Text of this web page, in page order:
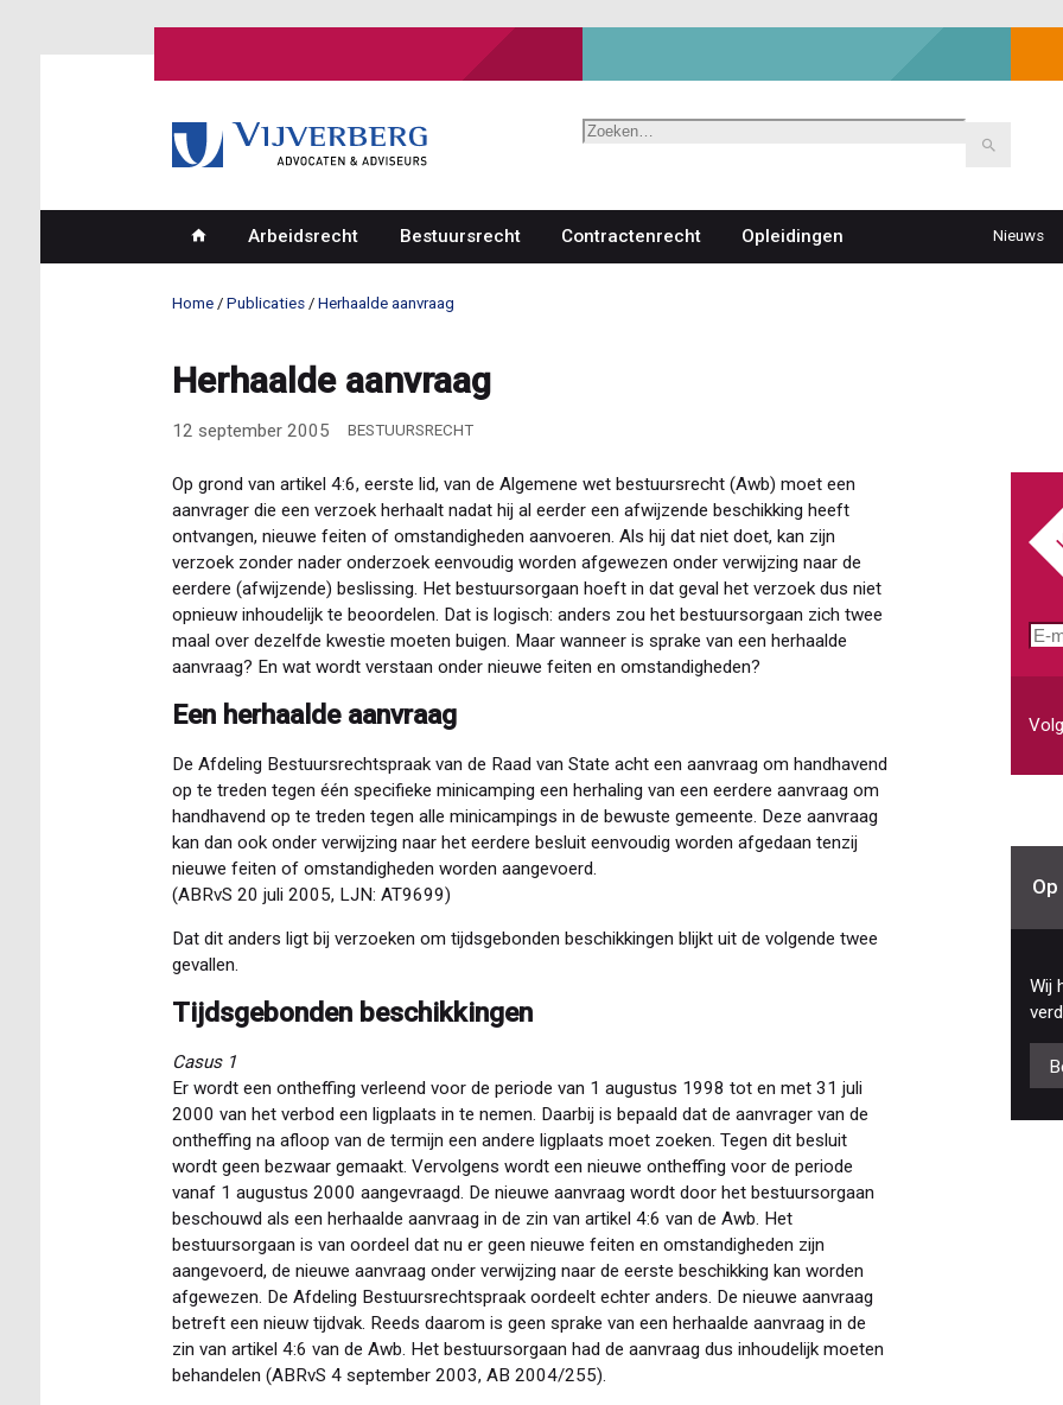
Zoeken
Hoofdnavigatie
Arbeidsrecht Bestuursrecht Contractenrecht Opleidingen
Top
Nieuws
Home Publicaties Herhaalde aanvraag
Herhaalde aanvraag
12 september 2005 BESTUURSRECHT
Op grond van artikel 4:6, eerste lid, van de Algemene wet bestuursrecht (Awb) moet een
aanvrager die een verzoek herhaalt nadat hij al eerder een afwijzende beschikking heeft
ontvangen, nieuwe feiten of omstandigheden aanvoeren. Als hij dat niet doet, kan zijn
verzoek zonder nader onderzoek eenvoudig worden afgewezen onder verwijzing naar de
eerdere (afwijzende) beslissing. Het bestuursorgaan hoeft in dat geval het verzoek dus niet
opnieuw inhoudelijk te beoordelen. Dat is logisch: anders zou het bestuursorgaan zich twee
maal over dezelfde kwestie moeten buigen. Maar wanneer is sprake van een herhaalde
aanvraag? En wat wordt verstaan onder nieuwe feiten en omstandigheden?
Een herhaalde aanvraag
De Afdeling Bestuursrechtspraak van de Raad van State acht een aanvraag om handhavend
op te treden tegen één specifieke minicamping een herhaling van een eerdere aanvraag om
handhavend op te treden tegen alle minicampings in de bewuste gemeente. Deze aanvraag
kan dan ook onder verwijzing naar het eerdere besluit eenvoudig worden afgedaan tenzij
nieuwe feiten of omstandigheden worden aangevoerd.
(ABRvS 20 juli 2005, LJN: AT9699)
Dat dit anders ligt bij verzoeken om tijdsgebonden beschikkingen blijkt uit de volgende twee
gevallen.
Tijdsgebonden beschikkingen
Casus 1
Er wordt een ontheffing verleend voor de periode van 1 augustus 1998 tot en met 31 juli
2000 van het verbod een ligplaats in te nemen. Daarbij is bepaald dat de aanvrager van de
ontheffing na afloop van de termijn een andere ligplaats moet zoeken. Tegen dit besluit
wordt geen bezwaar gemaakt. Vervolgens wordt een nieuwe ontheffing voor de periode
vanaf 1 augustus 2000 aangevraagd. De nieuwe aanvraag wordt door het bestuursorgaan
beschouwd als een herhaalde aanvraag in de zin van artikel 4:6 van de Awb. Het
bestuursorgaan is van oordeel dat nu er geen nieuwe feiten en omstandigheden zijn
aangevoerd, de nieuwe aanvraag onder verwijzing naar de eerste beschikking kan worden
afgewezen. De Afdeling Bestuursrechtspraak oordeelt echter anders. De nieuwe aanvraag
betreft een nieuw tijdvak. Reeds daarom is geen sprake van een herhaalde aanvraag in de
zin van artikel 4:6 van de Awb. Het bestuursorgaan had de aanvraag dus inhoudelijk moeten
behandelen (ABRvS 4 september 2003, AB 2004/255).
E-
Wij